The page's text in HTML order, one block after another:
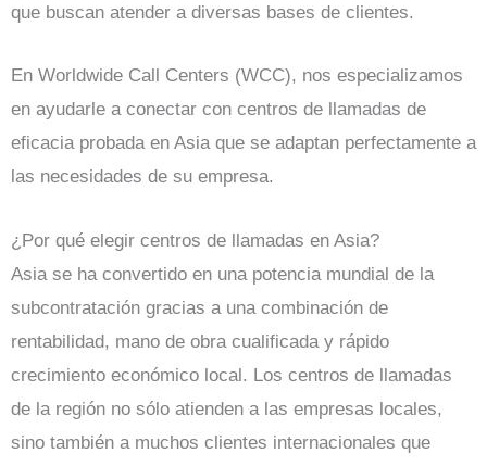
que buscan atender a diversas bases de clientes.
En Worldwide Call Centers (WCC), nos especializamos
en ayudarle a conectar con centros de llamadas de
eficacia probada en Asia que se adaptan perfectamente a
las necesidades de su empresa.
¿Por qué elegir centros de llamadas en Asia?
Asia se ha convertido en una potencia mundial de la
subcontratación gracias a una combinación de
rentabilidad, mano de obra cualificada y rápido
crecimiento económico local. Los centros de llamadas
de la región no sólo atienden a las empresas locales,
sino también a muchos clientes internacionales que